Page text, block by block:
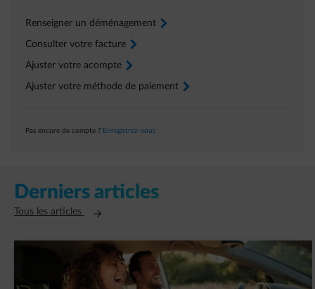
Renseigner un déménagement arrow-right
Consulter votre facture arrow-right
Ajuster votre acompte arrow-right
Ajuster votre méthode de paiement arrow-right
Pas encore de compte ? Enregistrez-vous
Derniers articles
Tous les articles Ouvre un nouvel onglet